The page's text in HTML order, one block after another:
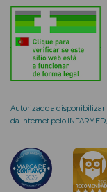
Cosmética
Rosto
Autorizado a disponibilizar
da Internet pelo INFARMED,